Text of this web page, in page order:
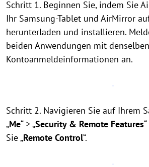
Schritt 1. Beginnen Sie, indem Sie
Ihr Samsung-Tablet und AirMirror
herunterladen und installieren.
beiden Anwendungen mit denselben
Kontoanmeldeinformationen an.
Schritt 2. Navigieren Sie auf Ihrem
„Me“ > „Security & Remote Features
Sie „Remote Control“.